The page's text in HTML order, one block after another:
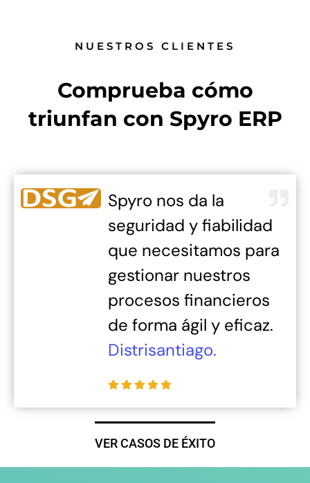
NUESTROS CLIENTES
Comprueba cómo
triunfan con Spyro ERP
Spyro nos da la
seguridad y fiabilidad
que necesitamos para
gestionar nuestros
procesos financieros
de forma ágil y eficaz.
Distrisantiago.
VER CASOS DE ÉXITO